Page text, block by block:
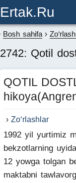
Ertak.ru
Bosh sahifa
2742: Qotil
QOTIL
Zo‘rlashlar
1992 yil yurtimiz
bekzotlarning
12 yowga tolgan
maktabni